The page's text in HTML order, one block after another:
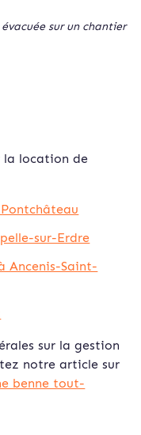
sur un chantier
la location de
sur-Erdre
Ancenis-Saint-
sur la gestion
notre article sur
benne tout-